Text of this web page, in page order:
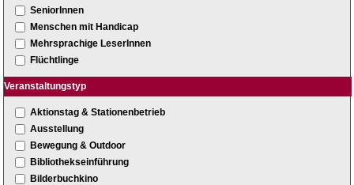
SeniorInnen
Menschen mit Handicap
Mehrsprachige LeserInnen
Flüchtlinge
Veranstaltungstyp
Aktionstag & Stationenbetrieb
Ausstellung
Bewegung & Outdoor
Bibliothekseinführung
Bilderbuchkino